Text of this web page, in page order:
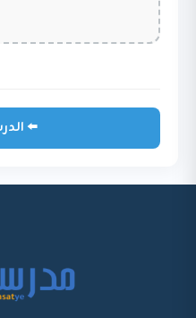
الدرس التالي ⬅️